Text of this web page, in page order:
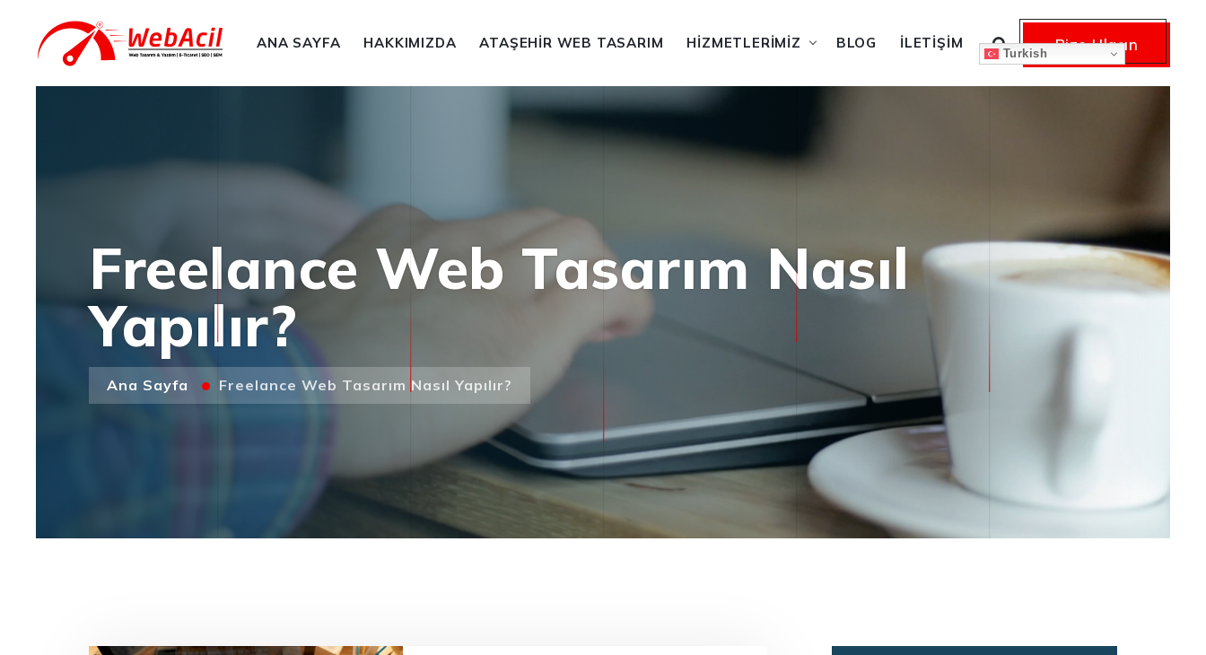
ANA SAYFA HAKKIMIZDA ATAŞEHIR WEB TASARIM HIZMETLERIMIZ BLOG İLETIŞIM
Turkish Bize Ulaşın
Freelance Web Tasarım Nasıl
Yapılır?
Ana Sayfa Freelance Web Tasarım Nasıl Yapılır?